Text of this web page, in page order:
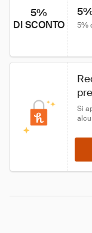
5%
DI SCONTO 5%
Si